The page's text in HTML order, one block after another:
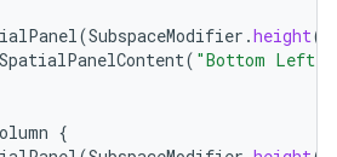
(SubspaceModifier .height(
SpatialPanelContent( "Bottom Left"
{